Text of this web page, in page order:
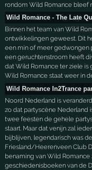
rondom Wild Romance bleef
Wild Romance - The Late
Binnen het team van Wild
ontwikkelingen geweest. Dit
een min of meer gedwongen
een geruchtenstroom heeft
dat Wild Romance ter ziele is
Wild Romance staat weer in
Wild Romance In2Trance
Noord Nederland is
zo dat partyscène Nederland
twee feesten de gehele
staart. Maar dat venijn zal
bijblijven, legendarisch was
Friesland/Heerenveen Club
benaming van Wild
geschiedenisboeken van de